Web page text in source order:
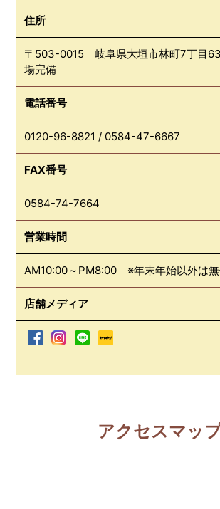
住所
〒503-0015 岐阜県大垣市林町7丁目
場完備
電話番号
0120-96-8821 / 0584-47-6667
FAX番号
0584-74-7664
営業時間
AM10:00～PM8:00 ※年末年始以外は
店舗メディア
アクセスマッ